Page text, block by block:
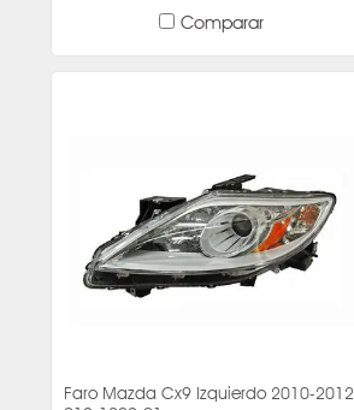
Comparar
Faro Mazda Cx9 Izquierdo 2010-2012